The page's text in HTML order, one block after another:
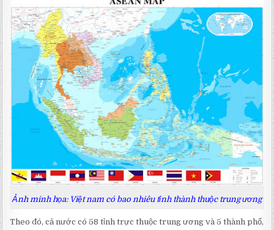
Ảnh minh họa: Việt nam có bao nhiêu tỉnh thành thuộc trung ương
Theo đó, cả nước có 58 tỉnh trực thuộc trung ương và 5 thành phố,